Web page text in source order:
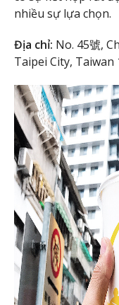
nhiều sự lựa chọn.
Địa chỉ: No. 45號,
Taipei City, Taiwan